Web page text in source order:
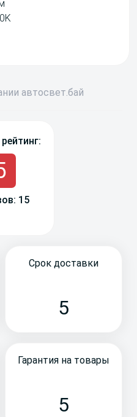
автосвет.бай
15
Срок доставки
5
Гарантия на товары
5